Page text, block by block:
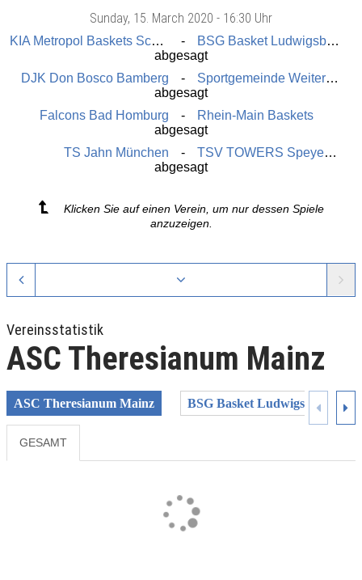
Sunday, 15. March 2020 - 16:30 Uhr
KIA Metropol Baskets Schwabach
BSG Basket Ludwigsburg
abgesagt
DJK Don Bosco Bamberg
Sportgemeinde Weiterstadt
abgesagt
Falcons Bad Homburg
Rhein-Main Baskets
abgesagt
TS Jahn München
TSV TOWERS Speyer-Schifferstadt
abgesagt
Klicken Sie auf einen Verein, um nur dessen Spiele
anzuzeigen.
Vereinsstatistik
ASC Theresianum Mainz
ASC Theresianum Mainz BSG Basket Ludwigsburg
GESAMT